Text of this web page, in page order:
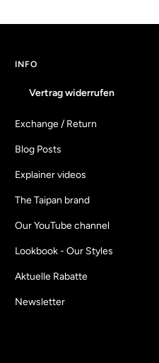
INFO
Vertrag widerrufen
Exchange / Return
Blog Posts
Explainer videos
The Taipan brand
Our YouTube channel
Lookbook - Our Styles
Aktuelle Rabatte
Newsletter